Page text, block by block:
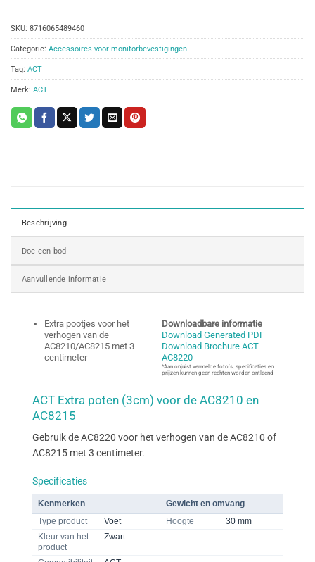
SKU: 8716065489460
Categorie: Accessoires voor monitorbevestigingen
Tag: ACT
Merk: ACT
Beschrijving
Doe een bod
Aanvullende informatie
Extra pootjes voor het
verhogen van de
AC8210/AC8215 met 3
centimeter
Downloadbare informatie
Download Generated PDF
Download Brochure ACT
AC8220
*Aan onjuist vermelde foto’s, specificaties en
prijzen kunnen geen rechten worden ontleend
ACT Extra poten (3cm) voor de AC8210 en
AC8215
Gebruik de AC8220 voor het verhogen van de AC8210 of
AC8215 met 3 centimeter.
Specificaties
Kenmerken
Gewicht en omvang
Type product
Voet Hoogte
30 mm
Kleur van het
product
Zwart